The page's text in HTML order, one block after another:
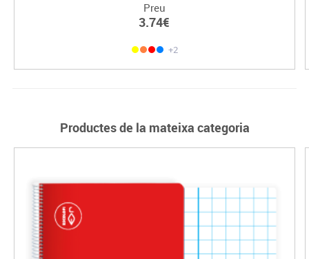
Preu
3.74€
+2
Productes de la mateixa categoria